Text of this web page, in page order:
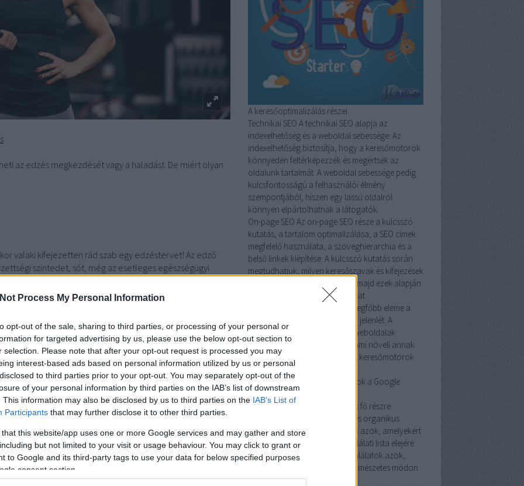
Process My Personal Information
opt-out of the sale, sharing to third parties, or processing of your personal or
for targeted advertising by us, please use the below opt-out section to
selection. Please note that after your opt-out request is processed you may
interest-based ads based on personal information utilized by us or personal
to third parties prior to your opt-out. You may separately opt-out of the
of your personal information by third parties on the IAB’s list of downstream
This information may also be disclosed by us to third parties on the IAB’s List of
Participants that may further disclose it to other third parties.
that this website/app uses one or more Google services and may gather and store
but not limited to your visit or usage behaviour. You may click to grant or
to Google and its third-party tags to use your data for below specified purposes
consent section.
az edzés megkezdését vagy a haladást. De miért olyan
valaki kifejezetten rád szab egy edzéstervet! Az edző
szintedet, sőt, még az esetleges egészségügyi
valóban neked szól.
sokkal nehezebb "csalni" vagy kihagyni az edzéseket,
kéri a teljesítést. Ez rendkívül motiváló tud lenni.
végezd helyesen a gyakorlatokat, így elkerülheted a
helytelen kivitelezés miatt.
az időbeosztásodhoz, ami azt jelenti, hogy a
az edzésekre.
nem olcsóak, és ez a költségtényező sokakat
valaki, aki irányít és motivál, nehezebb lehet önállóan
A keresőoptimalizálás részei
Technikai SEO A technikai SEO alapja az
indexelhetőség és a weboldal sebessége. Az
indexelhetőség biztosítja, hogy a keresőmotorok
könnyedén feltérképezzék és megértsék az
oldalunk tartalmát. A weboldal sebessége pedig
kulcsfontosságú a felhasználói élmény
szempontjából, hiszen egy lassú oldalról
könnyen elpártolhatnak a látogatók.
On-page SEO Az on-page SEO része a kulcsszó
kutatás, a tartalom optimalizálása, a SEO címek
megfelelő használata, a szöveghierarchia és a
belső linkek kiépítése. A kulcsszó kutatás során
megtudhatjuk, milyen keresőszavak és kifejezések
a legfontosabbak számunkra, majd ezek alapján
optimalizálhatjuk a tartalmainkat.
Az off-page SEO legfőbb eleme a
linképítés és a közösségi média jelenlét. A
minőségi linképítés révén más weboldalak
hivatkoznak a mi oldalunkra, ami növeli annak
hitelességét és rangsorolását a keresőmotorok
szemében.
Hirdetések és organikus találatok a Google
találati listán
A Google találati lista (SERP) két fő részre
osztható: fizetett hirdetésekre és organikus
találatokra. A fizetett hirdetések azok, amelyekért
közvetlenül fizetünk, hogy a találati lista elejére
kerüljenek, míg az organikus találatok azok,
amelyeket a keresőmotorok természetes módon
rangsorolnak.